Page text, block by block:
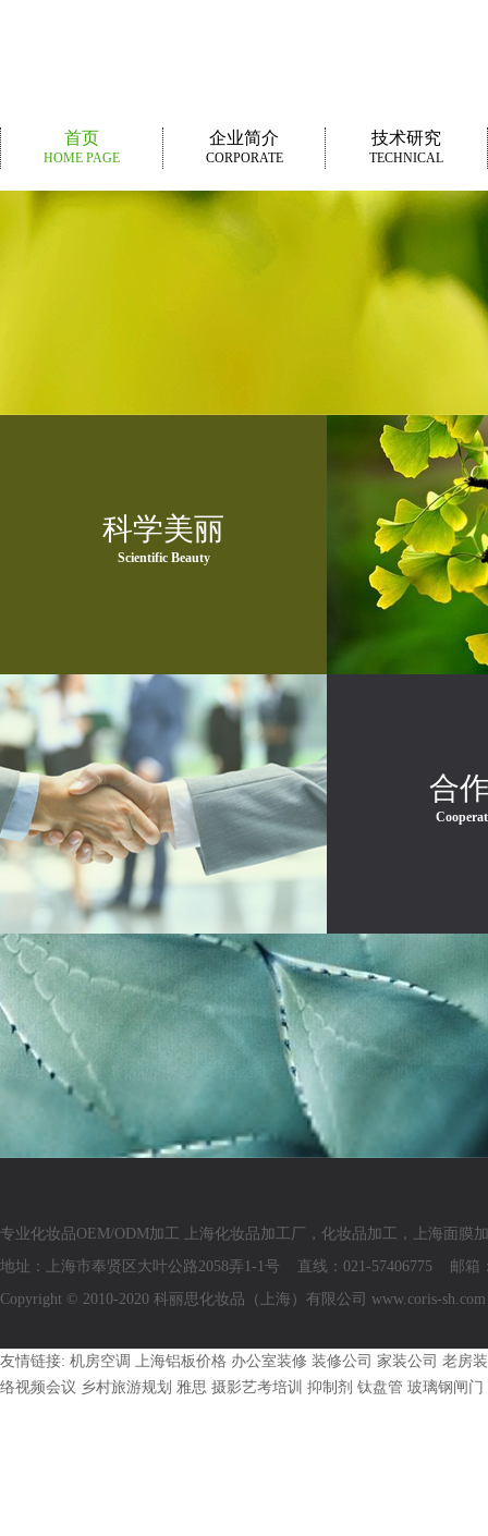
首页
HOME PAGE
企业简介
CORPORATE
技术研究
TECHNICAL
科学美丽
Scientific Beauty
合
专业化妆品OEM/ODM加工 上海化妆品加工厂，化妆品加工，上海面膜
地址：上海市奉贤区大叶公路2058弄1-1号 直线：021-57406775 邮箱
Copyright © 2010-2020 科丽思化妆品（上海）有限公司 www.coris-
友情链接: 机房空调 上海铝板价格 办公室装修 装修公司 家装公司 老房
络视频会议 乡村旅游规划 雅思 摄影艺考培训 抑制剂 钛盘管 玻璃钢闸门